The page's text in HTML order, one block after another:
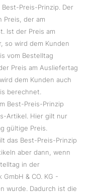
Preis-Prinzip. Der
Preis, der am
Ist der Preis am
so wird dem Kunden
vom Bestelltag
Preis am Ausliefertag
dem Kunden auch
berechnet.
Best-Preis-Prinzip
Artikel. Hier gilt nur
gültige Preis.
das Best-Preis-Prinzip
aber dann, wenn
in der
& CO. KG -
wurde. Dadurch ist die